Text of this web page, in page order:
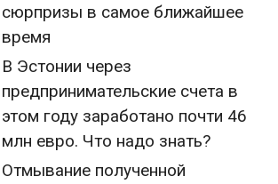
сюрпризы в самое ближайшее
время
В Эстонии через
предпринимательские счета в
этом году заработано почти 46
млн евро. Что надо знать?
Отмывание полученной